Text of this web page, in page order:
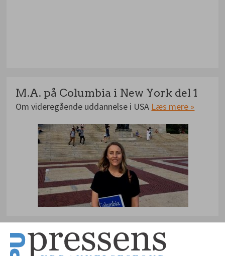
M.A. på Columbia i New York del 1
Om videregående uddannelse i USA Læs mere »
Andet
Se dine kollegers erfaringer med